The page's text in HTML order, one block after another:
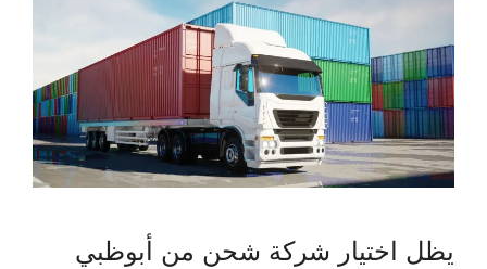
يظل اختيار شركة شحن من أبوظبي